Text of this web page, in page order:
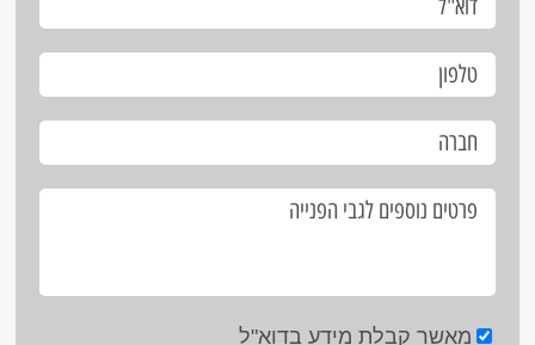
מאשר קבלת מידע בדוא"ל